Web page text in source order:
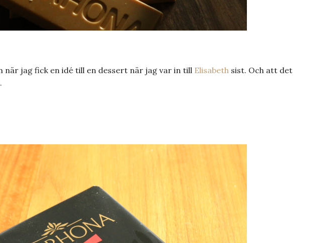
när jag fick en idé till en dessert när jag var in till Elisabeth sist. Och att det